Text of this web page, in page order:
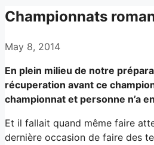
Championnats
May 8, 2014
En plein milieu de notre
récuperation avant ce
championnat et personne n’a
Et il fallait quand même faire
dernière occasion de faire des